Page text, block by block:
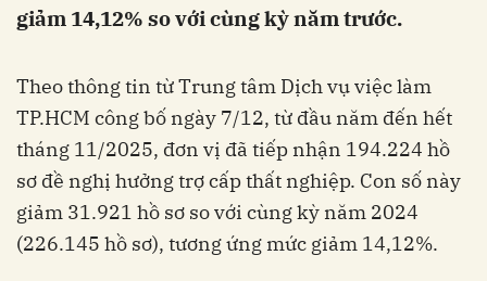
giảm 14,12% so với cùng kỳ năm trước.
Theo thông tin từ Trung tâm Dịch vụ việc làm
TP.HCM công bố ngày 7/12, từ đầu năm đến hết
tháng 11/2025, đơn vị đã tiếp nhận 194.224 hồ
sơ đề nghị hưởng trợ cấp thất nghiệp. Con số này
giảm 31.921 hồ sơ so với cùng kỳ năm 2024
(226.145 hồ sơ), tương ứng mức giảm 14,12%.